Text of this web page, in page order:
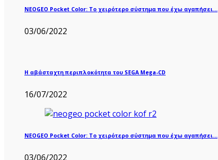
NEOGEO Pocket Color: Το χειρότερο σύστημα που έχω αγαπήσει…
03/06/2022
Η αβάσταχτη περιπλοκότητα του SEGA Mega-CD
16/07/2022
NEOGEO Pocket Color: Το χειρότερο σύστημα που έχω αγαπήσει…
03/06/2022